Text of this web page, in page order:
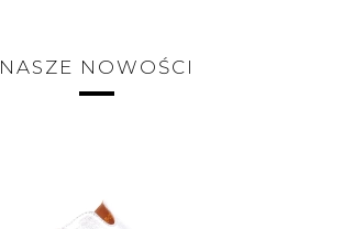
NASZE NOWOŚCI